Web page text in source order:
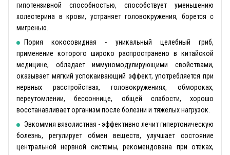
гипотензивной способностью, способствует уменьшению
холестерина в крови, устраняет головокружения, борется с
мигренью.
Пория кокосовидная - уникальный целебный гриб,
применение которого широко распространено в китайской
медицине, обладает иммуномодулирующими свойствами,
оказывает мягкий успокаивающий эффект, употребляется при
нервных расстройствах, головокружениях, обмороках,
переутомлении, бессоннице, общей слабости, хорошо
восстанавливает организм после болезни и тяжёлых нагрузок.
Эвкоммия вязолистная - эффективно лечит гипертоническую
болезнь, регулирует обмен веществ, улучшает состояние
центральной нервной системы, рекомендована при отёках,